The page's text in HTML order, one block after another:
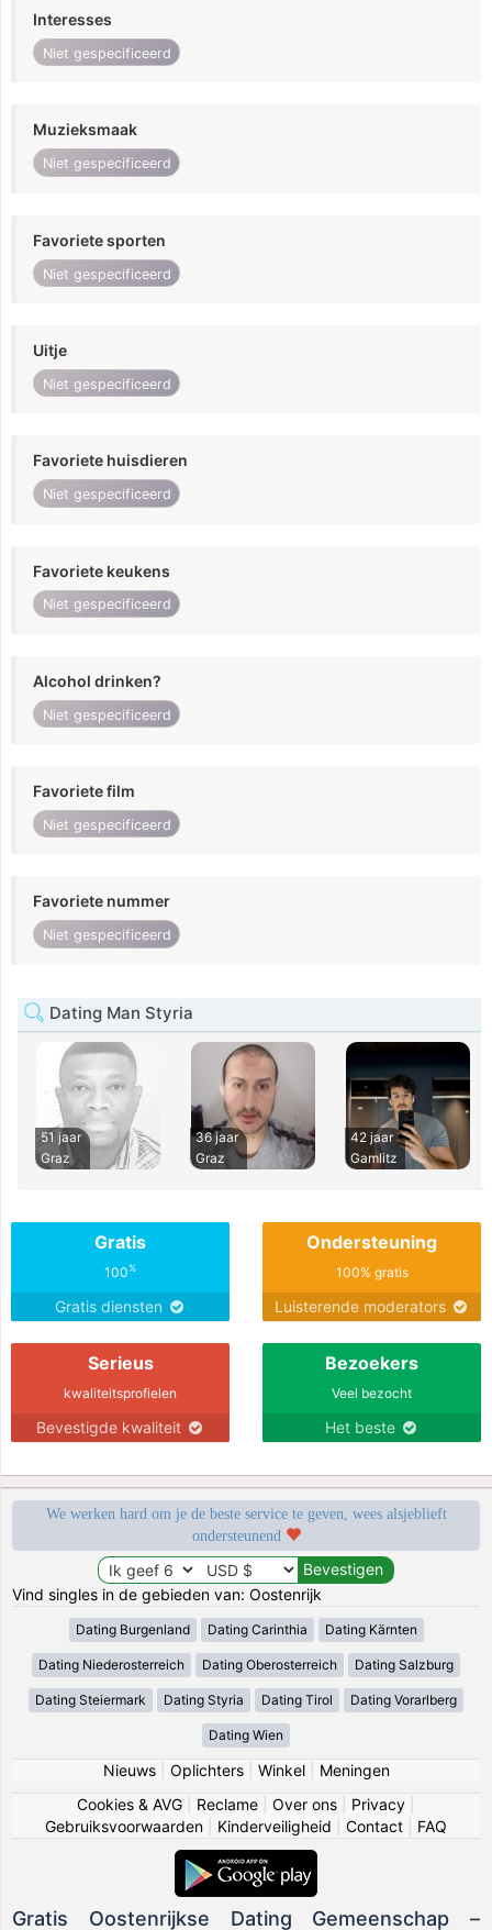
Interesses
Niet gespecificeerd
Muzieksmaak
Niet gespecificeerd
Favoriete sporten
Niet gespecificeerd
Uitje
Niet gespecificeerd
Favoriete huisdieren
Niet gespecificeerd
Favoriete keukens
Niet gespecificeerd
Alcohol drinken?
Niet gespecificeerd
Favoriete film
Niet gespecificeerd
Favoriete nummer
Niet gespecificeerd
Dating Man Styria
51 jaar
Graz
36 jaar
Graz
42 jaar
Gamlitz
Gratis
100%
Gratis diensten
Ondersteuning
100% gratis
Luisterende moderators
Serieus
kwaliteitsprofielen
Bevestigde kwaliteit
Bezoekers
Veel bezocht
Het beste
We werken hard om je de beste service te geven, wees alsjeblieft
ondersteunend
Vind singles in de gebieden van: Oostenrijk
Dating Burgenland Dating Carinthia Dating Kärnten
Dating Niederosterreich Dating Oberosterreich Dating Salzburg
Dating Steiermark Dating Styria Dating Tirol Dating Vorarlberg
Dating Wien
Nieuws| Oplichters| Winkel| Meningen
Cookies & AVG
Reclame Over ons Privacy
Gebruiksvoorwaarden
Kinderveiligheid Contact FAQ
Gratis Oostenrijkse Dating Gemeenschap –